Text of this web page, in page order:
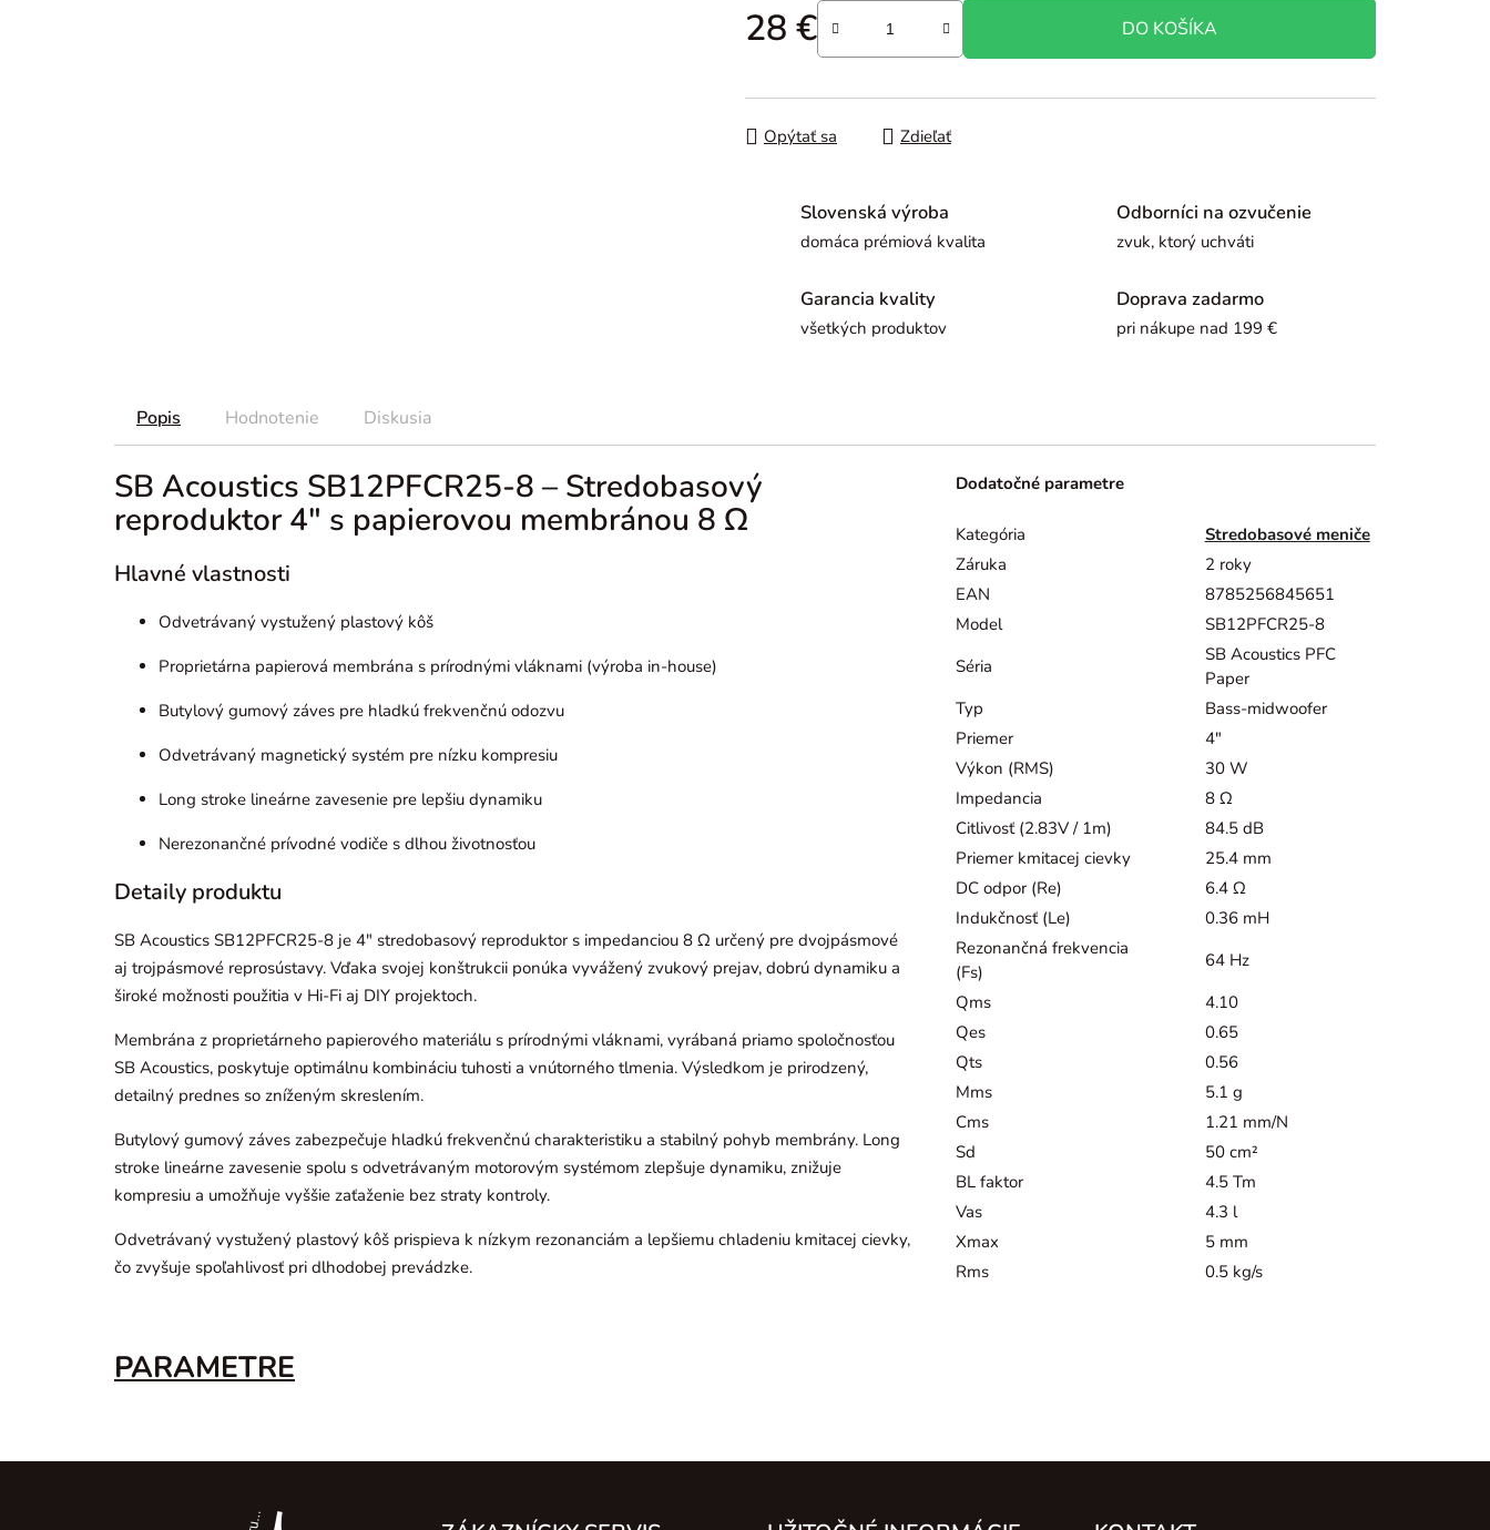
28 €
Jednotková cena:
DO KOŠÍKA
Opýtať sa Zdieľať
Slovenská výroba
domáca prémiová kvalita
Odborníci na ozvučenie
zvuk, ktorý uchváti
Garancia kvality
všetkých produktov
Doprava zadarmo
pri nákupe nad 199 €
Popis Hodnotenie Diskusia
SB Acoustics SB12PFCR25-8 – Stredobasový
reproduktor 4" s papierovou membránou 8 Ω
Hlavné vlastnosti
Odvetrávaný vystužený plastový kôš
Proprietárna papierová membrána s prírodnými vláknami (výroba in-house)
Butylový gumový záves pre hladkú frekvenčnú odozvu
Odvetrávaný magnetický systém pre nízku kompresiu
Long stroke lineárne zavesenie pre lepšiu dynamiku
Nerezonančné prívodné vodiče s dlhou životnosťou
Detaily produktu
SB Acoustics SB12PFCR25-8 je 4" stredobasový reproduktor s impedanciou 8 Ω určený pre dvojpásmové
aj trojpásmové reprosústavy. Vďaka svojej konštrukcii ponúka vyvážený zvukový prejav, dobrú dynamiku a
široké možnosti použitia v Hi-Fi aj DIY projektoch.
Membrána z proprietárneho papierového materiálu s prírodnými vláknami, vyrábaná priamo spoločnosťou
SB Acoustics, poskytuje optimálnu kombináciu tuhosti a vnútorného tlmenia. Výsledkom je prirodzený,
detailný prednes so zníženým skreslením.
Butylový gumový záves zabezpečuje hladkú frekvenčnú charakteristiku a stabilný pohyb membrány. Long
stroke lineárne zavesenie spolu s odvetrávaným motorovým systémom zlepšuje dynamiku, znižuje
kompresiu a umožňuje vyššie zaťaženie bez straty kontroly.
Odvetrávaný vystužený plastový kôš prispieva k nízkym rezonanciám a lepšiemu chladeniu kmitacej cievky,
čo zvyšuje spoľahlivosť pri dlhodobej prevádzke.
PARAMETRE
Dodatočné parametre
Kategória
Stredobasové meniče
Záruka
2 roky
EAN
8785256845651
Model
SB12PFCR25-8
Séria
SB Acoustics PFC
Paper
Typ
Bass-midwoofer
Priemer
4"
Výkon (RMS)
30 W
Impedancia
8 Ω
Citlivosť (2.83V / 1m)
84.5 dB
Priemer kmitacej cievky
25.4 mm
DC odpor (Re)
6.4 Ω
Indukčnosť (Le)
0.36 mH
Rezonančná frekvencia
(Fs)
64 Hz
Qms
4.10
Qes
0.65
Qts
0.56
Mms
5.1 g
Cms
1.21 mm/N
Sd
50 cm²
BL faktor
4.5 Tm
Vas
4.3 l
Xmax
5 mm
Rms
0.5 kg/s